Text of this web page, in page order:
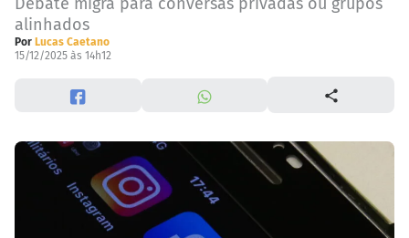
alinhados
Por Lucas Caetano
15/12/2025 às 14h12